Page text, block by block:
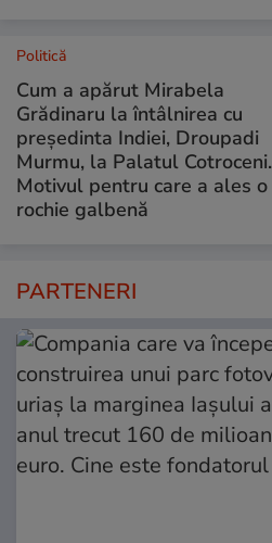
Politică
Cum a apărut Mirabela
Grădinaru la întâlnirea cu
președinta Indiei, Droupadi
Murmu, la Palatul Cotroceni.
Motivul pentru care a ales o
rochie galbenă
PARTENERI